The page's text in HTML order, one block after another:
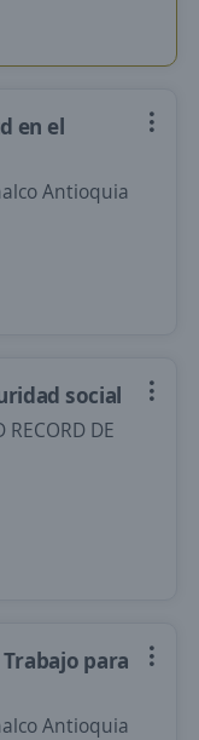
en el
Antioquia
social
RECORD DE
para
Antioquia